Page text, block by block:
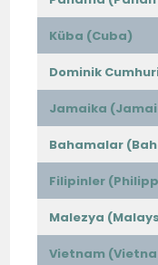
Küba (Cuba)
Dominik
Jamaika
Bahamalar
Filipinler
Malezya
Vietnam